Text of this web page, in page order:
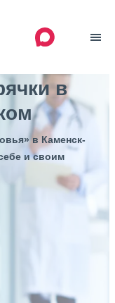
в
в Каменск-
и своим